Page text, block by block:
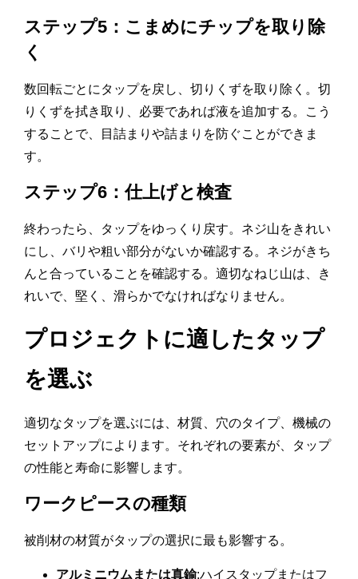
ステップ5：こまめにチップを取り除
く
数回転ごとにタップを戻し、切りくずを取り除く。切
りくずを拭き取り、必要であれば液を追加する。こう
することで、目詰まりや詰まりを防ぐことができま
す。
ステップ6：仕上げと検査
終わったら、タップをゆっくり戻す。ネジ山をきれい
にし、バリや粗い部分がないか確認する。ネジがきち
んと合っていることを確認する。適切なねじ山は、き
れいで、堅く、滑らかでなければなりません。
プロジェクトに適したタップ
を選ぶ
適切なタップを選ぶには、材質、穴のタイプ、機械の
セットアップによります。それぞれの要素が、タップ
の性能と寿命に影響します。
ワークピースの種類
被削材の材質がタップの選択に最も影響する。
アルミニウムまたは真鍮:ハイスタップまたはフ